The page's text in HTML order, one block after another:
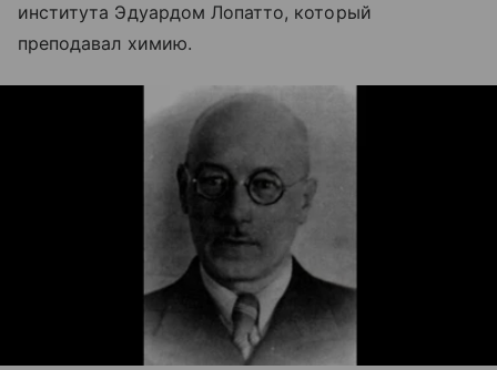
института Эдуардом Лопатто, который
преподавал химию.